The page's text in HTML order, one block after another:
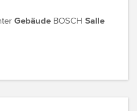
Gebäude BOSCH Salle